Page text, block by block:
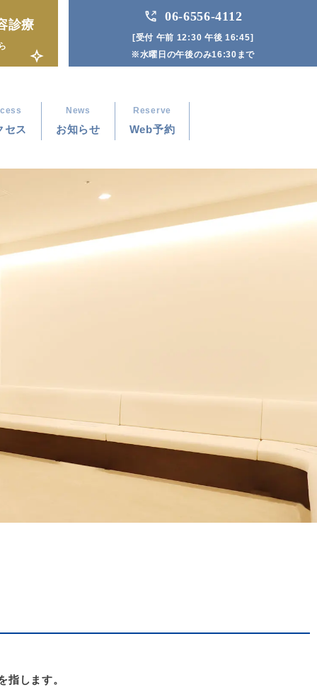
診療
06-6556-4112
[受付 午前 12:30 午後 16:45]
※水曜日の午後のみ16:30まで
セス
News
お知らせ
Reserve
Web予約
指します。